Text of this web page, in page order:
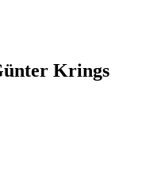
Krings